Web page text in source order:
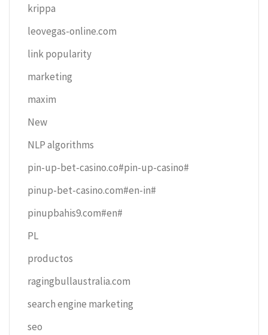
krippa
leovegas-online.com
link popularity
marketing
maxim
New
NLP algorithms
pin-up-bet-casino.co#pin-up-casino#
pinup-bet-casino.com#en-in#
pinupbahis9.com#en#
PL
productos
ragingbullaustralia.com
search engine marketing
seo